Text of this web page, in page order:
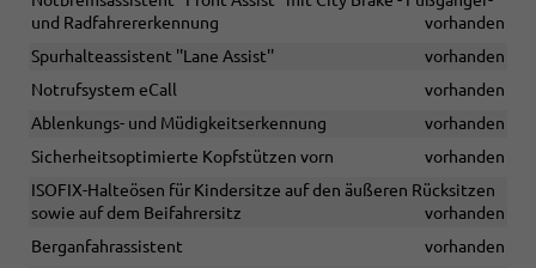
und Radfahrererkennung
vorhanden
Spurhalteassistent ''Lane Assist''
vorhanden
Notrufsystem eCall
vorhanden
Ablenkungs- und Müdigkeitserkennung
vorhanden
Sicherheitsoptimierte Kopfstützen vorn
vorhanden
ISOFIX-Halteösen für Kindersitze auf den äußeren Rücksitzen
sowie auf dem Beifahrersitz
vorhanden
Berganfahrassistent
vorhanden